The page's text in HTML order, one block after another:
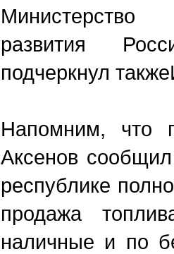
развития
подчеркнул
Напомним, что
Аксенов
республике
продажа
наличные и по